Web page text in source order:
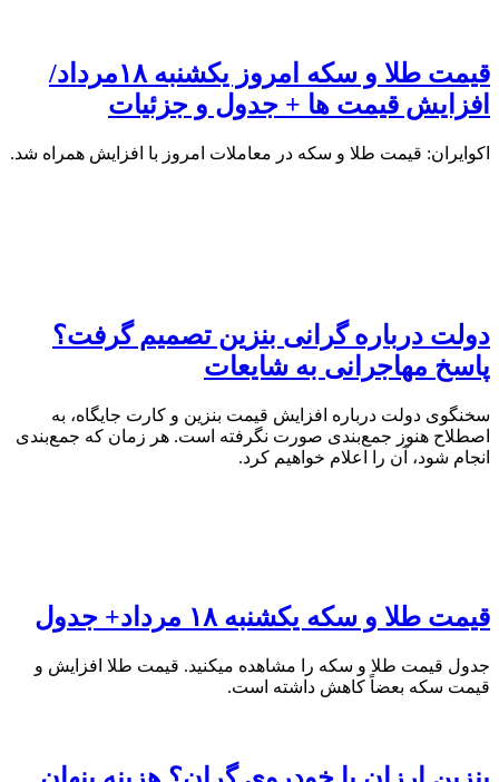
قیمت طلا و سکه امروز یکشنبه ۱۸مرداد/
افزایش قیمت ها + جدول و جزئیات
اکوایران: قیمت طلا و سکه در معاملات امروز با افزایش همراه شد.
دولت درباره گرانی بنزین تصمیم گرفت؟
پاسخ مهاجرانی به شایعات
سخنگوی دولت درباره افزایش قیمت بنزین و کارت جایگاه، به
اصطلاح هنوز جمع‌بندی صورت نگرفته است. هر زمان که جمع‌بندی
انجام شود، آن را اعلام خواهیم کرد.
قیمت طلا و سکه یکشنبه ۱۸ مرداد+ جدول
جدول قیمت طلا و سکه را مشاهده میکنید. قیمت‌ طلا افزایش و
قیمت سکه بعضاً کاهش داشته است.